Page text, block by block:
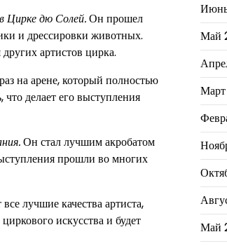
Цирке дю Солей.Он прошел
и дрессировки животных.
артистов цирка.
на арене, который полностью
делает его выступления
Он стал лучшим акробатом
прошли во многих
лучшие качества артиста,
искусства и будет
Май
Май